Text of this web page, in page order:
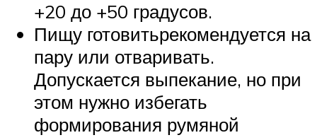
+20 до +50 градусов.
Пищу готовитьрекомендуется на
пару или отваривать.
Допускается выпекание, но при
этом нужно избегать
формирования румяной